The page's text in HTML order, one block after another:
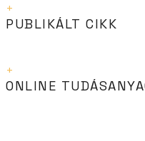
+
PUBLIKÁLT CIKK
+
ONLINE